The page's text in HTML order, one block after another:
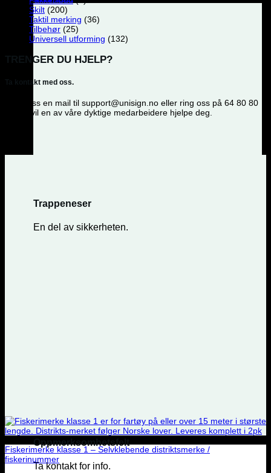
Trappeneser
En del av sikkerheten.
Oppmerksomhetsfelt
Ta kontakt for info.
Skilt (200)
Taktil merking (36)
Tilbehør (25)
Universell utforming (132)
TRENGER DU HJELP?
Ta kontakt med oss.
Send oss en mail til support@unisign.no eller ring oss på 64 80 80
82, så vil en av våre dyktige medarbeidere hjelpe deg.
Fiskerimerke klasse 1 – Selvklebende distriktsmerke /
fiskerinummer